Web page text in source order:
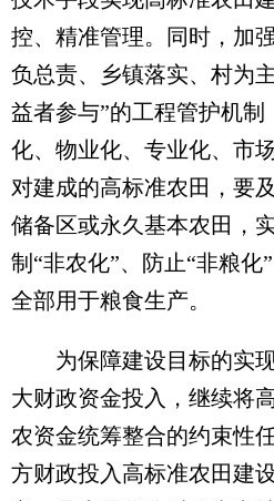
控、精准管理。同时，加
负总责、乡镇落实、村为
益者参与”的工程管护机制
化、物业化、专业化、市
对建成的高标准农田，要
储备区或永久基本农田，
制“非农化”、防止“非粮化
全部用于粮食生产。
为保障建设目标的实现
大财政资金投入，继续将
农资金统筹整合的约束性
方财政投入高标准农田建